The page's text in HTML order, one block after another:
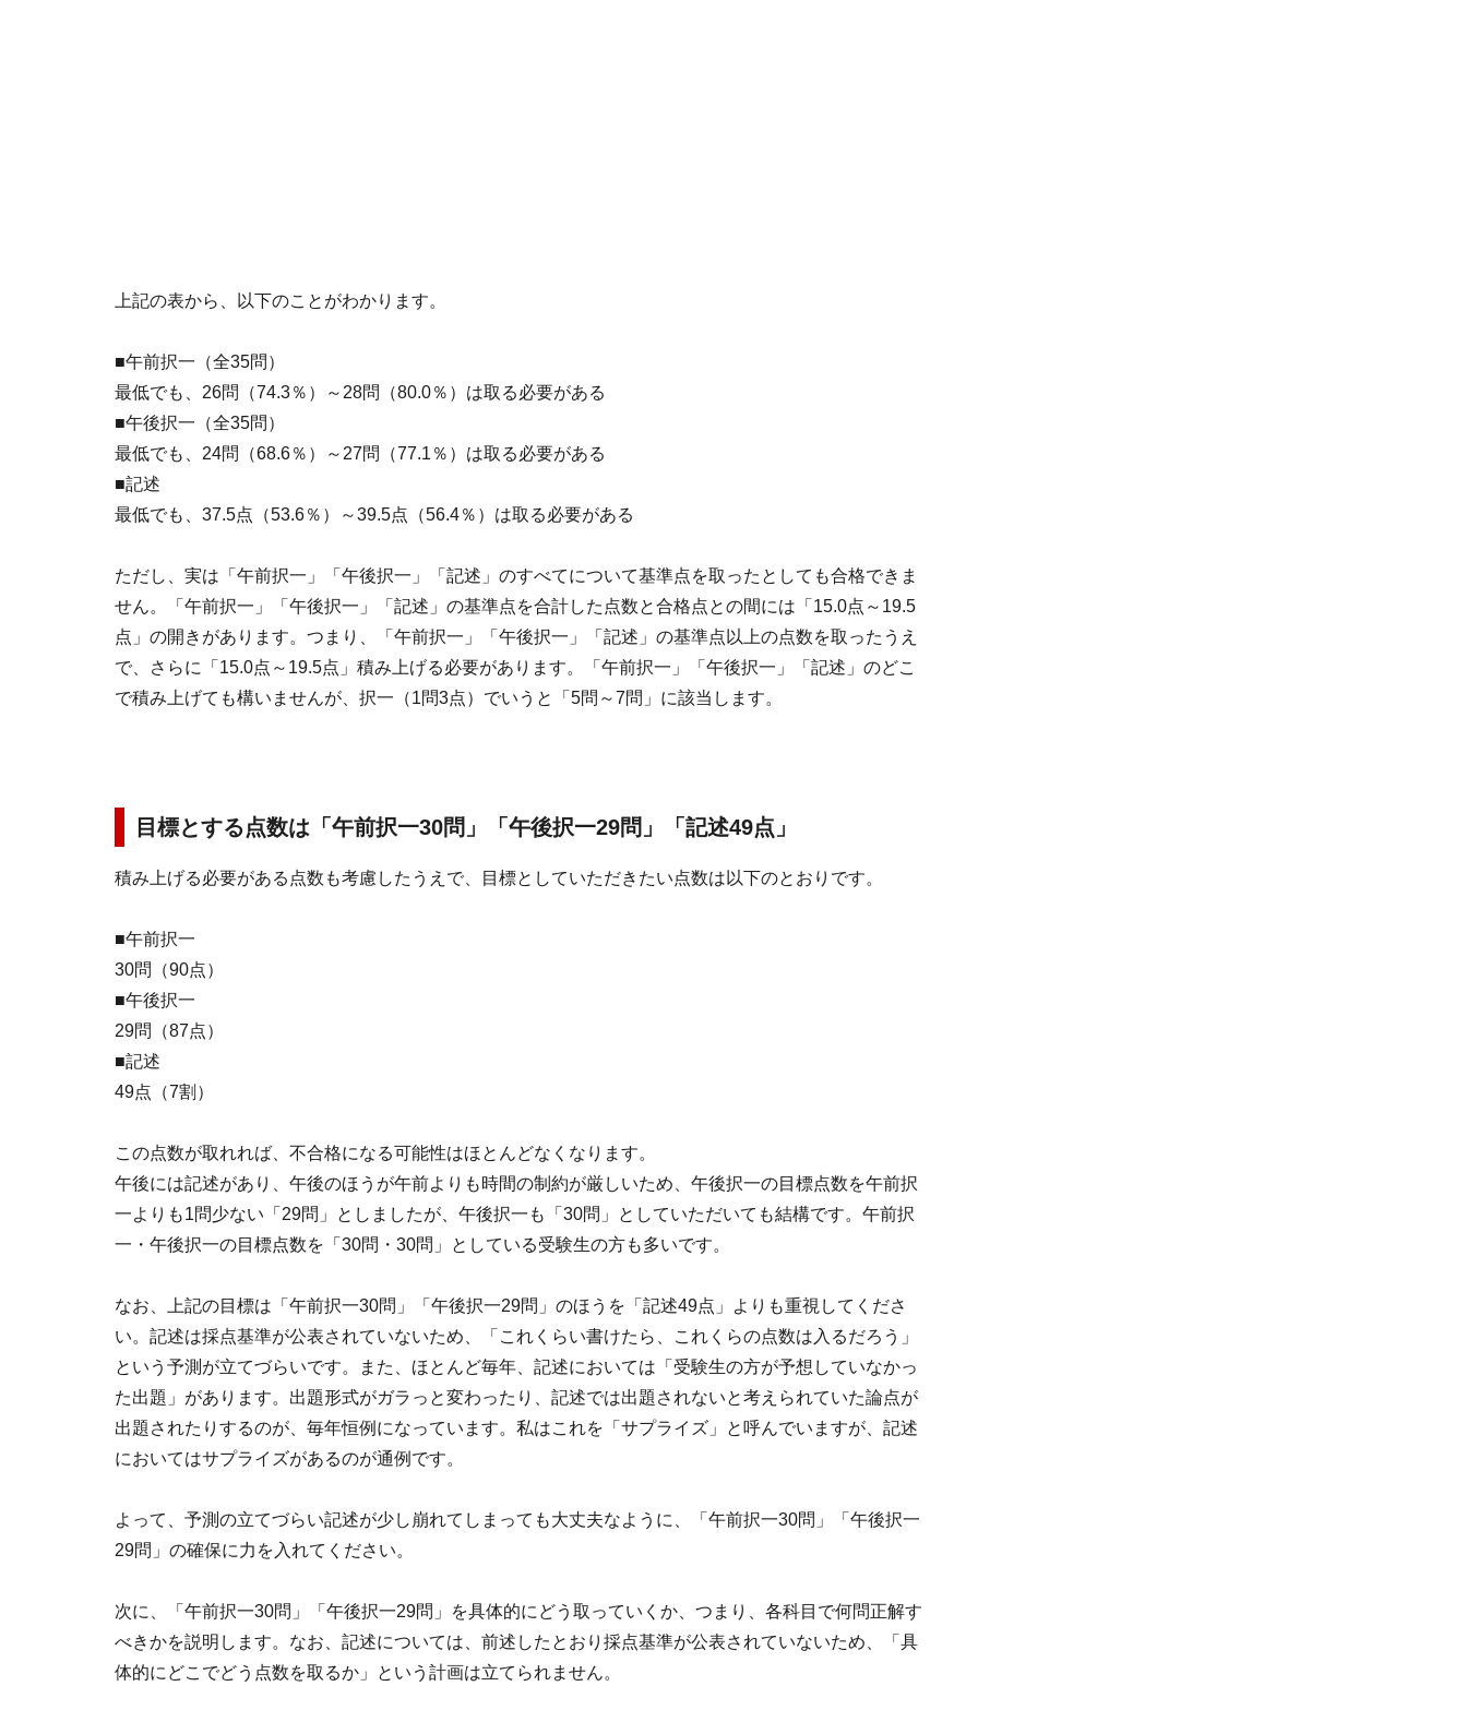
上記の表から、以下のことがわかります。
■午前択一（全35問）
最低でも、26問（74.3％）～28問（80.0％）は取る必要がある
■午後択一（全35問）
最低でも、24問（68.6％）～27問（77.1％）は取る必要がある
■記述
最低でも、37.5点（53.6％）～39.5点（56.4％）は取る必要がある
ただし、実は「午前択一」「午後択一」「記述」のすべてについて基準点を取ったとしても合格できま
せん。「午前択一」「午後択一」「記述」の基準点を合計した点数と合格点との間には「15.0点～19.5
点」の開きがあります。つまり、「午前択一」「午後択一」「記述」の基準点以上の点数を取ったうえ
で、さらに「15.0点～19.5点」積み上げる必要があります。「午前択一」「午後択一」「記述」のどこ
で積み上げても構いませんが、択一（1問3点）でいうと「5問～7問」に該当します。
目標とする点数は「午前択一30問」「午後択一29問」「記述49点」
積み上げる必要がある点数も考慮したうえで、目標としていただきたい点数は以下のとおりです。
■午前択一
30問（90点）
■午後択一
29問（87点）
■記述
49点（7割）
この点数が取れれば、不合格になる可能性はほとんどなくなります。
午後には記述があり、午後のほうが午前よりも時間の制約が厳しいため、午後択一の目標点数を午前択
一よりも1問少ない「29問」としましたが、午後択一も「30問」としていただいても結構です。午前択
一・午後択一の目標点数を「30問・30問」としている受験生の方も多いです。
なお、上記の目標は「午前択一30問」「午後択一29問」のほうを「記述49点」よりも重視してくださ
い。記述は採点基準が公表されていないため、「これくらい書けたら、これくらの点数は入るだろう」
という予測が立てづらいです。また、ほとんど毎年、記述においては「受験生の方が予想していなかっ
た出題」があります。出題形式がガラっと変わったり、記述では出題されないと考えられていた論点が
出題されたりするのが、毎年恒例になっています。私はこれを「サプライズ」と呼んでいますが、記述
においてはサプライズがあるのが通例です。
よって、予測の立てづらい記述が少し崩れてしまっても大丈夫なように、「午前択一30問」「午後択一
29問」の確保に力を入れてください。
次に、「午前択一30問」「午後択一29問」を具体的にどう取っていくか、つまり、各科目で何問正解す
べきかを説明します。なお、記述については、前述したとおり採点基準が公表されていないため、「具
体的にどこでどう点数を取るか」という計画は立てられません。